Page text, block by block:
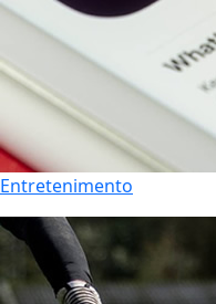
Entretenimento